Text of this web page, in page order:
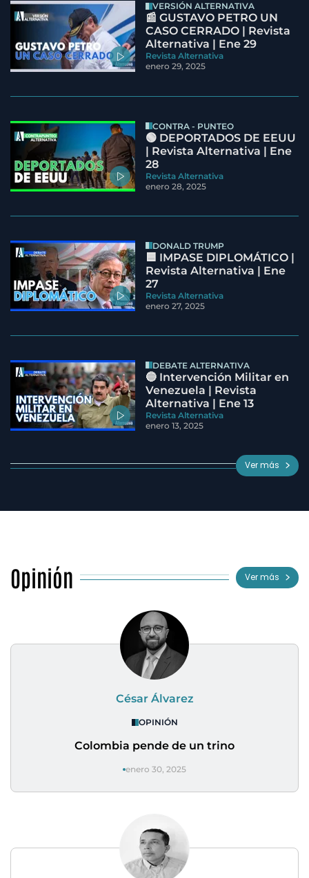
VERSIÓN ALTERNATIVA
📰 GUSTAVO PETRO UN
CASO CERRADO | Revista
Alternativa | Ene 29
Revista Alternativa
enero 29, 2025
CONTRA - PUNTEO
🟢 DEPORTADOS DE EEUU
| Revista Alternativa | Ene
28
Revista Alternativa
enero 28, 2025
DONALD TRUMP
🟦 IMPASE DIPLOMÁTICO |
Revista Alternativa | Ene
27
Revista Alternativa
enero 27, 2025
DEBATE ALTERNATIVA
🔵 Intervención Militar en
Venezuela | Revista
Alternativa | Ene 13
Revista Alternativa
enero 13, 2025
Ver más
Opinión Ver más
César Álvarez
OPINIÓN
Colombia pende de un trino
enero 30, 2025